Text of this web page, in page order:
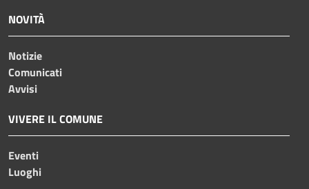
NOVITÀ
Notizie
Comunicati
Avvisi
VIVERE IL COMUNE
Eventi
Luoghi